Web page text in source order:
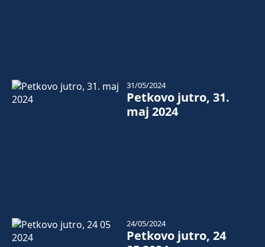
Petkovo jutro, 31.
maj 2024
31/05/2024
Petkovo jutro, 24
24/05/2024